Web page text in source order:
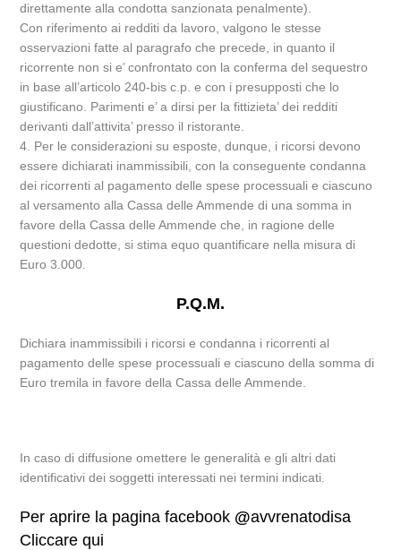
direttamente alla condotta sanzionata penalmente).
Con riferimento ai redditi da lavoro, valgono le stesse
osservazioni fatte al paragrafo che precede, in quanto il
ricorrente non si e’ confrontato con la conferma del sequestro
in base all’articolo 240-bis c.p. e con i presupposti che lo
giustificano. Parimenti e’ a dirsi per la fittizieta’ dei redditi
derivanti dall’attivita’ presso il ristorante.
4. Per le considerazioni su esposte, dunque, i ricorsi devono
essere dichiarati inammissibili, con la conseguente condanna
dei ricorrenti al pagamento delle spese processuali e ciascuno
al versamento alla Cassa delle Ammende di una somma in
favore della Cassa delle Ammende che, in ragione delle
questioni dedotte, si stima equo quantificare nella misura di
Euro 3.000.
P.Q.M.
Dichiara inammissibili i ricorsi e condanna i ricorrenti al
pagamento delle spese processuali e ciascuno della somma di
Euro tremila in favore della Cassa delle Ammende.
In caso di diffusione omettere le generalità e gli altri dati
identificativi dei soggetti interessati nei termini indicati.
Per aprire la pagina facebook @avvrenatodisa
Cliccare qui